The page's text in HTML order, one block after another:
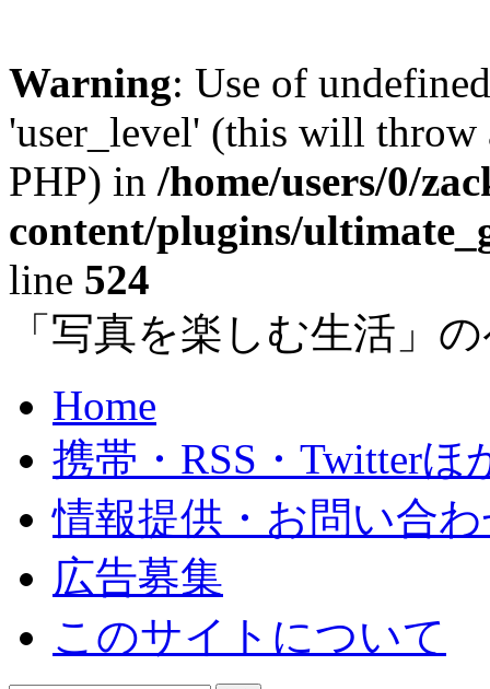
Warning: Use of
'user_level' (this will
PHP) in /home/users/0/
content/plugins/
line 524
「写真を楽しむ生活」
Home
携帯・RSS・Twitterほ
情報提供・お問い合
広告募集
このサイトについて